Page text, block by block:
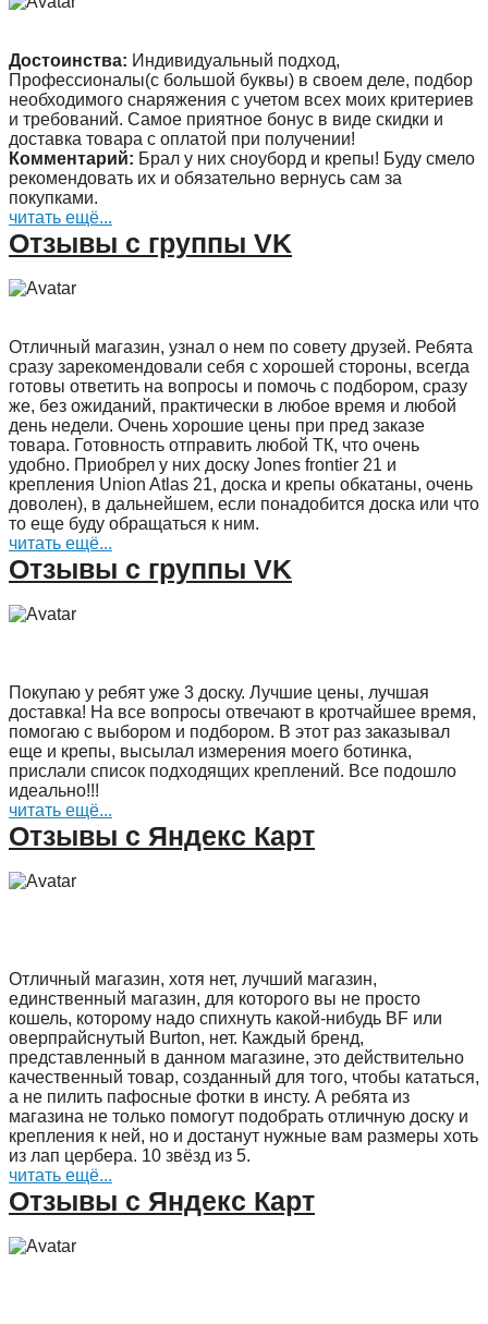
Достоинства: Индивидуальный подход,
Профессионалы(с большой буквы) в своем деле, подбор
необходимого снаряжения с учетом всех моих критериев
и требований. Самое приятное бонус в виде скидки и
доставка товара с оплатой при получении!
Комментарий: Брал у них сноуборд и крепы! Буду смело
рекомендовать их и обязательно вернусь сам за
покупками.
читать ещё...
Отзывы с группы VK
Отличный магазин, узнал о нем по совету друзей. Ребята
сразу зарекомендовали себя с хорошей стороны, всегда
готовы ответить на вопросы и помочь с подбором, сразу
же, без ожиданий, практически в любое время и любой
день недели. Очень хорошие цены при пред заказе
товара. Готовность отправить любой ТК, что очень
удобно. Приобрел у них доску Jones frontier 21 и
крепления Union Atlas 21, доска и крепы обкатаны, очень
доволен), в дальнейшем, если понадобится доска или что
то еще буду обращаться к ним.
читать ещё...
Отзывы с группы VK
Покупаю у ребят уже 3 доску. Лучшие цены, лучшая
доставка! На все вопросы отвечают в кротчайшее время,
помогаю с выбором и подбором. В этот раз заказывал
еще и крепы, высылал измерения моего ботинка,
прислали список подходящих креплений. Все подошло
идеально!!!
читать ещё...
Отзывы с Яндекс Карт
Отличный магазин, хотя нет, лучший магазин,
единственный магазин, для которого вы не просто
кошель, которому надо спихнуть какой-нибудь BF или
оверпрайснутый Burton, нет. Каждый бренд,
представленный в данном магазине, это действительно
качественный товар, созданный для того, чтобы кататься,
а не пилить пафосные фотки в инсту. А ребята из
магазина не только помогут подобрать отличную доску и
крепления к ней, но и достанут нужные вам размеры хоть
из лап цербера. 10 звёзд из 5.
читать ещё...
Отзывы с Яндекс Карт